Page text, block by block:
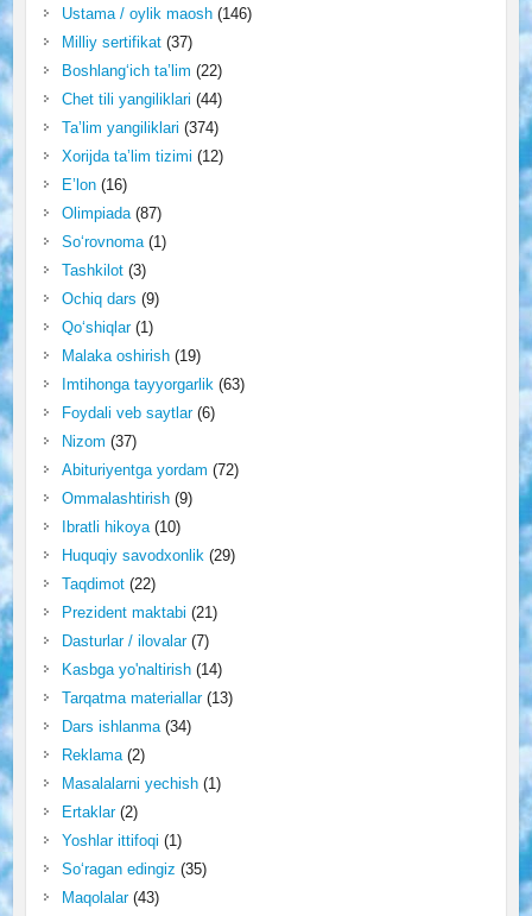
Ustama / oylik maosh(146)
Milliy sertifikat(37)
Boshlang‘ich ta’lim (22)
Chet tili yangiliklari (44)
Ta’lim yangiliklari (374)
Xorijda ta’lim tizimi (12)
E’lon(16)
Olimpiada(87)
So‘rovnoma(1)
Tashkilot(3)
Ochiq dars (9)
Qo‘shiqlar(1)
Malaka oshirish(19)
Imtihonga tayyorgarlik(63)
Foydali veb saytlar(6)
Nizom (37)
Abituriyentga yordam (72)
Ommalashtirish(9)
Ibratli hikoya(10)
Huquqiy savodxonlik(29)
Taqdimot(22)
Prezident maktabi (21)
Dasturlar / ilovalar(7)
Kasbga yo'naltirish(14)
Tarqatma materiallar(13)
Dars ishlanma(34)
Reklama(2)
Masalalarni yechish(1)
Ertaklar(2)
Yoshlar ittifoqi (1)
So‘ragan edingiz (35)
Maqolalar(43)